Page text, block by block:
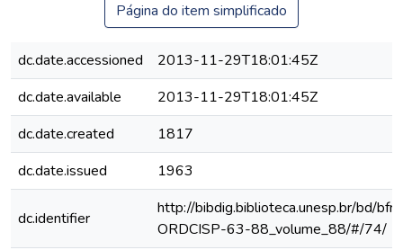
Página do item simplificado
dc.date.accessioned
2013-11-29T18:01:45Z
dc.date.available
2013-11-29T18:01:45Z
dc.date.created
1817
dc.date.issued
1963
dc.identifier
http://bibdig.biblioteca.unesp.br/bd/
ORDCISP-63-88_volume_88/#/74/